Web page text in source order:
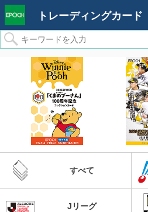
トレーディングカード
すべて
Jリーグ